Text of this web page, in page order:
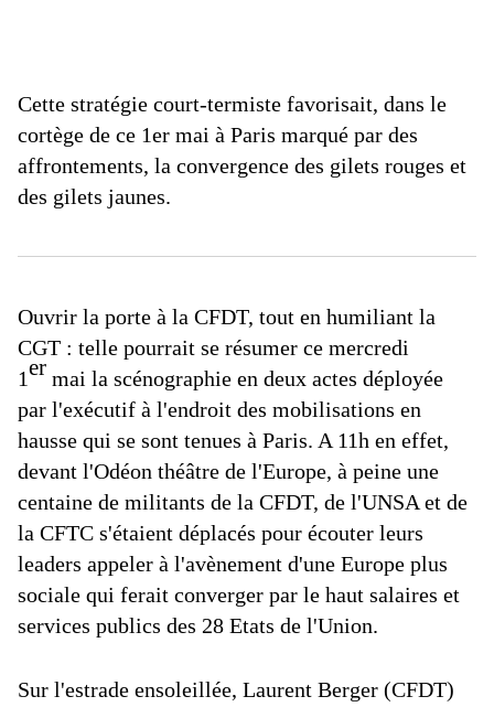
Cette stratégie court-termiste favorisait, dans le
cortège de ce 1er mai à Paris marqué par des
affrontements, la convergence des gilets rouges et
des gilets jaunes.
Ouvrir la porte à la CFDT, tout en humiliant la
CGT : telle pourrait se résumer ce mercredi
1er mai la scénographie en deux actes déployée
par l'exécutif à l'endroit des mobilisations en
hausse qui se sont tenues à Paris. A 11h en effet,
devant l'Odéon théâtre de l'Europe, à peine une
centaine de militants de la CFDT, de l'UNSA et de
la CFTC s'étaient déplacés pour écouter leurs
leaders appeler à l'avènement d'une Europe plus
sociale qui ferait converger par le haut salaires et
services publics des 28 Etats de l'Union.
Sur l'estrade ensoleillée, Laurent Berger (CFDT)